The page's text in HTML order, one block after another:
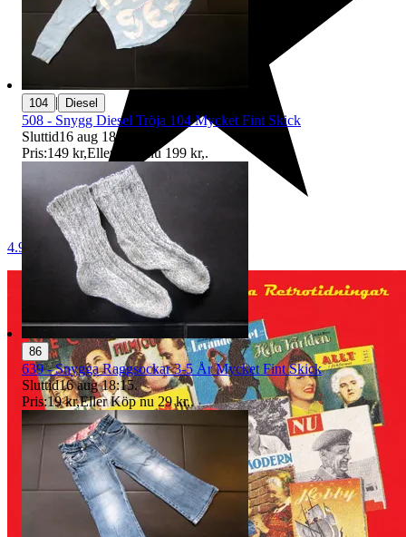
4.9
104 | Diesel
508 - Snygg Diesel Tröja 104 Mycket Fint Skick
Sluttid16 aug 18:15
Pris:149 kr,Eller Köp nu 199 kr,.
86
639 - Snygga Raggsockar 3-5 År Mycket Fint Skick
Sluttid16 aug 18:15.
Pris:19 kr,Eller Köp nu 29 kr,.